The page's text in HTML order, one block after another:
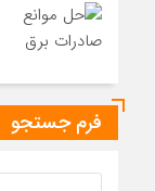
فرم جستجو